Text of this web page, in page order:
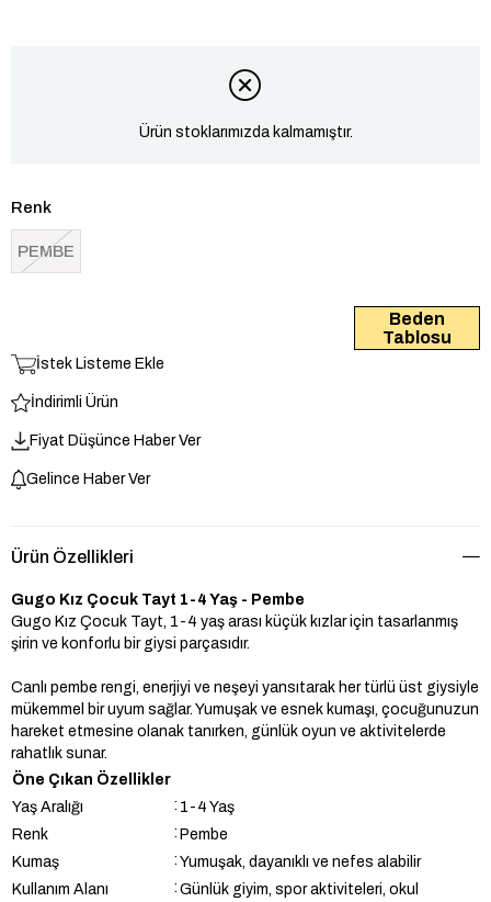
Ürün stoklarımızda kalmamıştır.
Renk
PEMBE
Beden
Tablosu
İstek Listeme Ekle
İndirimli Ürün
Fiyat Düşünce Haber Ver
Gelince Haber Ver
Ürün Özellikleri
Gugo Kız Çocuk Tayt 1-4 Yaş - Pembe
Gugo Kız Çocuk Tayt, 1-4 yaş arası küçük kızlar için tasarlanmış
şirin ve konforlu bir giysi parçasıdır.
Canlı pembe rengi, enerjiyi ve neşeyi yansıtarak her türlü üst giysiyle
mükemmel bir uyum sağlar. Yumuşak ve esnek kumaşı, çocuğunuzun
hareket etmesine olanak tanırken, günlük oyun ve aktivitelerde
rahatlık sunar.
Öne Çıkan Özellikler
Yaş Aralığı
: 1-4 Yaş
Renk
: Pembe
Kumaş
: Yumuşak, dayanıklı ve nefes alabilir
Kullanım Alanı
: Günlük giyim, spor aktiviteleri, okul